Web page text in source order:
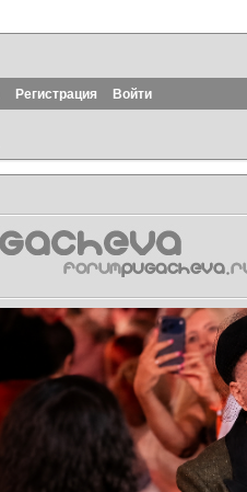
Регистрация Войти